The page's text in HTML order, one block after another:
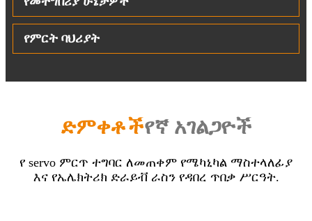
የምርት ባህሪያት
ድምቀቶችየኛ አገልጋዮች
የ servo ምርጥ ተግባር ለመጠቀም የሜካኒካል ማስተላለፊያ
እና የኤሌክትሪክ ድራይቭ ራስን የዳበረ ጥበቃ ሥርዓት.